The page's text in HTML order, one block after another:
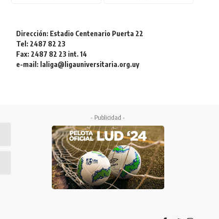
Dirección: Estadio Centenario Puerta 22
Tel: 2487 82 23
Fax: 2487 82 23 int. 14
e-mail: laliga@ligauniversitaria.org.uy
- Publicidad -